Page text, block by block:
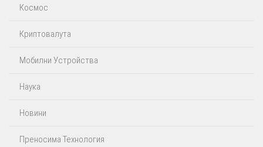
Космос
Криптовалута
Мобилни Устройства
Наука
Новини
Преносима Технология